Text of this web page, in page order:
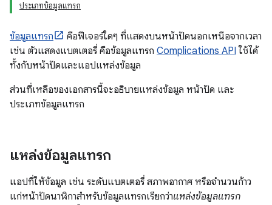
ประเภทข้อมูลแทรก
ข้อมูลแทรก
คือฟีเจอร์ใดๆ ที่แสดงบนหน้าปัดนอกเหนือจากเวลา
เช่น ตัวแสดงแบตเตอรี่ คือข้อมูลแทรก Complications API ใช้ได้
ทั้งกับหน้าปัดและแอปแหล่งข้อมูล
ส่วนที่เหลือของเอกสารนี้จะอธิบายแหล่งข้อมูล หน้าปัด และ
ประเภทข้อมูลแทรก
แหล่งข้อมูลแทรก
แอปที่ให้ข้อมูล เช่น ระดับแบตเตอรี่ สภาพอากาศ หรือจำนวนก้าว
แก่หน้าปัดนาฬิกาสำหรับข้อมูลแทรกเรียกว่าแหล่งข้อมูลแทรก